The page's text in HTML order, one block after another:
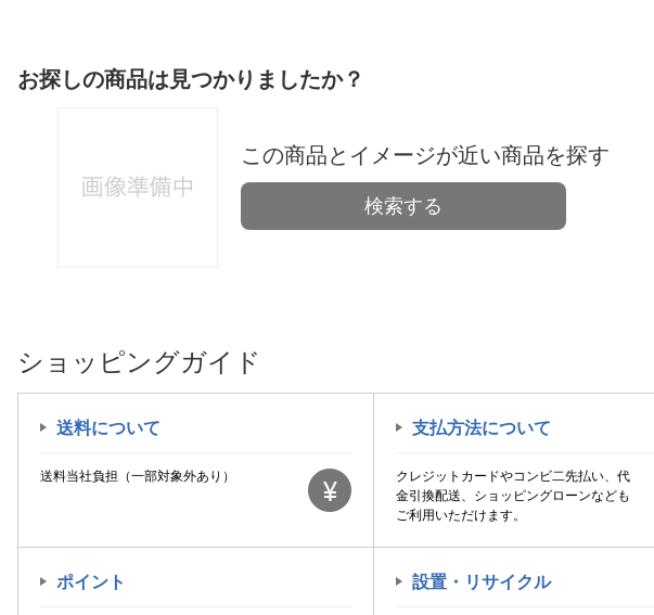
お探しの商品は見つかりましたか？
この商品とイメージが近い商品を探す
検索する
ショッピングガイド
送料について
送料当社負担（一部対象外あり）
支払方法について
クレジットカードやコンビ二先払い、代
金引換配送、ショッピングローンなども
ご利用いただけます。
ポイント 設置・リサイクル